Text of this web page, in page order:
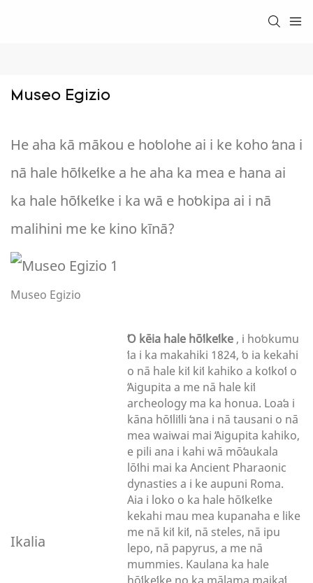
Museo Egizio
He aha kā mākou e hoʻolohe ai i ke koho ʻana i
nā hale hōʻikeʻike a he aha ka mea e hana ai
ka hale hōʻikeʻike i ka wā e hoʻokipa ai i nā
malihini me ke kino kīnā?
Museo Egizio
Ikalia
ʻO kēia hale hōʻikeʻike , i hoʻokumu
ʻia i ka makahiki 1824, ʻo ia kekahi
o nā hale kiʻi kiʻi kahiko a koʻikoʻi o
ʻAigupita a me nā hale kiʻi
archeology ma ka honua. Loaʻa i
kāna hōʻiliʻili ʻana i nā tausani o nā
mea waiwai mai ʻAigupita kahiko,
e pili ana i kahi wā mōʻaukala
lōʻihi mai ka Ancient Pharaonic
dynasties a i ke aupuni Roma.
Aia i loko o ka hale hōʻikeʻike
kekahi mau mea kupanaha e like
me nā kiʻi kiʻi, nā steles, nā ipu
lepo, nā papyrus, a me nā
mummies. Kaulana ka hale